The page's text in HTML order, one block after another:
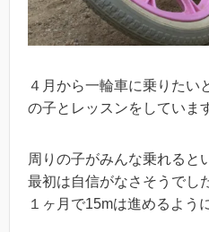
４月から一輪車に乗りたい
の子とレッスンをしていま
周りの子がみんな乗れると
最初は自信がなさそうでし
１ヶ月で15mは進めるよう